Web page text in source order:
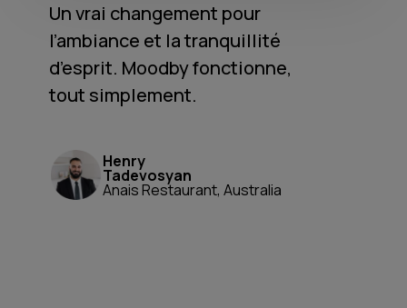
Un vrai changement pour
l’ambiance et la tranquillité
d’esprit. Moodby fonctionne,
tout simplement.
Henry
Tadevosyan
Anais Restaurant, Australia